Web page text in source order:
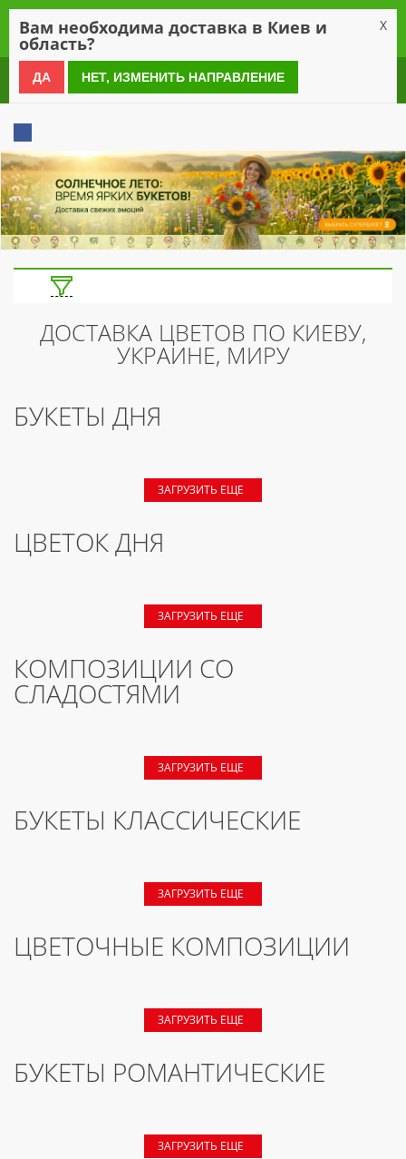
0 800 21 54 55
ДОСТАВКА ЦВЕТОВ ПО КИЕВУ,
УКРАИНЕ, МИРУ
БУКЕТЫ ДНЯ
ЗАГРУЗИТЬ ЕЩЕ
ЦВЕТОК ДНЯ
ЗАГРУЗИТЬ ЕЩЕ
КОМПОЗИЦИИ СО
СЛАДОСТЯМИ
ЗАГРУЗИТЬ ЕЩЕ
БУКЕТЫ КЛАССИЧЕСКИЕ
ЗАГРУЗИТЬ ЕЩЕ
ЦВЕТОЧНЫЕ КОМПОЗИЦИИ
ЗАГРУЗИТЬ ЕЩЕ
БУКЕТЫ РОМАНТИЧЕСКИЕ
ЗАГРУЗИТЬ ЕЩЕ
Вам необходима доставка в Киев и
область?
X
ДА НЕТ, ИЗМЕНИТЬ НАПРАВЛЕНИЕ